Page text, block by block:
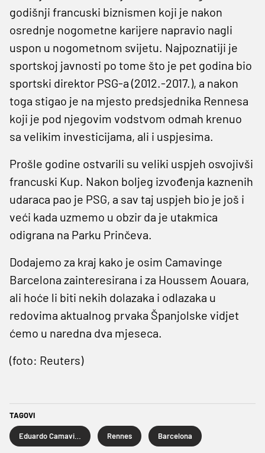
godišnji francuski biznismen koji je nakon
osrednje nogometne karijere napravio nagli
uspon u nogometnom svijetu. Najpoznatiji je
sportskoj javnosti po tome što je pet godina bio
sportski direktor PSG-a (2012.-2017.), a nakon
toga stigao je na mjesto predsjednika Rennesa
koji je pod njegovim vodstvom odmah krenuo
sa velikim investicijama, ali i uspjesima.
Prošle godine ostvarili su veliki uspjeh osvojivši
francuski Kup. Nakon boljeg izvođenja kaznenih
udaraca pao je PSG, a sav taj uspjeh bio je još i
veći kada uzmemo u obzir da je utakmica
odigrana na Parku Prinčeva.
Dodajemo za kraj kako je osim Camavinge
Barcelona zainteresirana i za Houssem Aouara,
ali hoće li biti nekih dolazaka i odlazaka u
redovima aktualnog prvaka Španjolske vidjet
ćemo u naredna dva mjeseca.
(foto: Reuters)
TAGOVI
Rennes Barcelona